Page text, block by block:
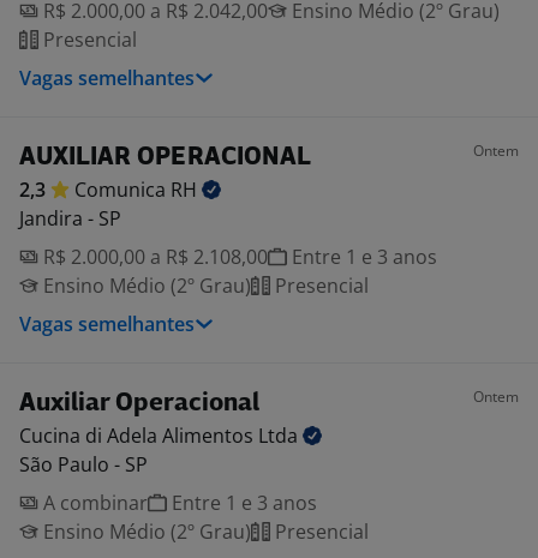
R$ 2.000,00 a R$ 2.042,00
Ensino Médio (2º Grau)
Presencial
Vagas semelhantes
AUXILIAR OPERACIONAL Ontem
2,3 Comunica RH
Jandira - SP
R$ 2.000,00 a R$ 2.108,00
Entre 1 e 3 anos
Ensino Médio (2º Grau)
Presencial
Vagas semelhantes
Auxiliar Operacional Ontem
Cucina di Adela Alimentos Ltda
São Paulo - SP
A combinar
Entre 1 e 3 anos
Ensino Médio (2º Grau)
Presencial